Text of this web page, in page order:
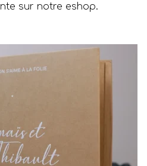
sur notre eshop.